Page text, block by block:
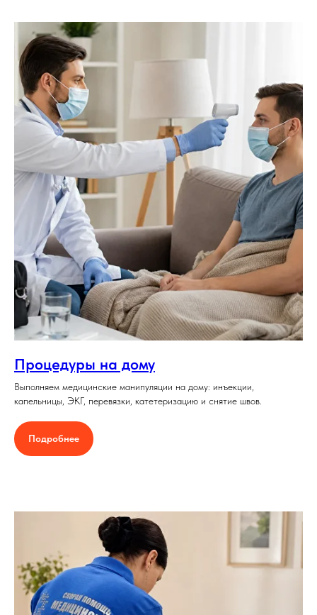
Процедуры на дому
Выполняем медицинские манипуляции на дому: инъекции,
капельницы, ЭКГ, перевязки, катетеризацию и снятие швов.
Подробнее